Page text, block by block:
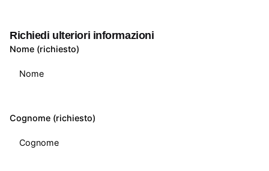
Richiedi ulteriori informazioni
Nome (richiesto)
Cognome (richiesto)